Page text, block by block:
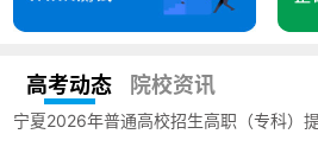
高考动态 院校资讯
宁夏2026年普通高校招生高职（专科）